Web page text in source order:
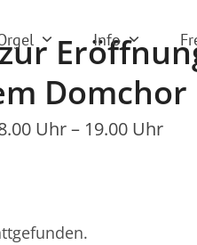
Info
Domchor
Uhr– 19.00 Uhr